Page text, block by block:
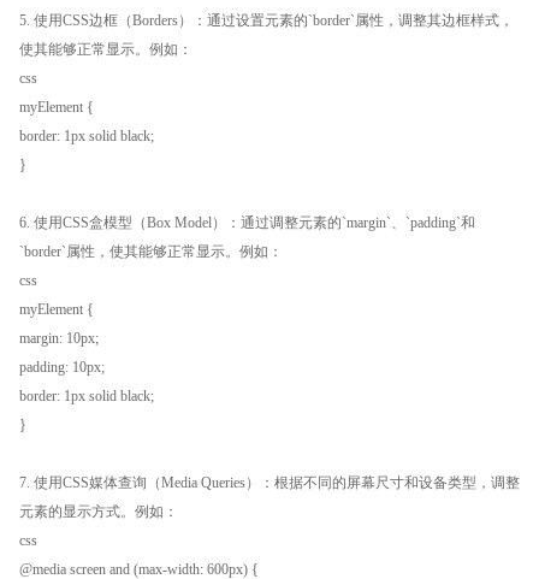
5. 使用CSS边框（Borders）：通过设置元素的`border`属性，调整其边框样式，
使其能够正常显示。例如：
css
myElement {
border: 1px solid black;
}
6. 使用CSS盒模型（Box Model）：通过调整元素的`margin`、`padding`和
`border`属性，使其能够正常显示。例如：
css
myElement {
margin: 10px;
padding: 10px;
border: 1px solid black;
}
7. 使用CSS媒体查询（Media Queries）：根据不同的屏幕尺寸和设备类型，调整
元素的显示方式。例如：
css
@media screen and (max-width: 600px) {